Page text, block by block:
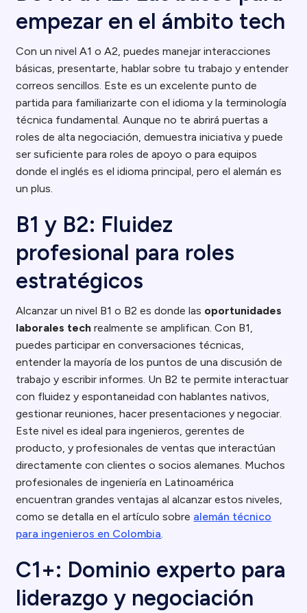
empezar en el ámbito tech
Con un nivel A1 o A2, puedes manejar interacciones
básicas, presentarte, hablar sobre tu trabajo y entender
correos sencillos. Este es un excelente punto de
partida para familiarizarte con el idioma y la terminología
técnica fundamental. Aunque no te abrirá puertas a
roles de alta negociación, demuestra iniciativa y puede
ser suficiente para roles de apoyo o para equipos
donde el inglés es el idioma principal, pero el alemán es
un plus.
B1 y B2: Fluidez
profesional para roles
estratégicos
Alcanzar un nivel B1 o B2 es donde las oportunidades
laborales tech realmente se amplifican. Con B1,
puedes participar en conversaciones técnicas,
entender la mayoría de los puntos de una discusión de
trabajo y escribir informes. Un B2 te permite interactuar
con fluidez y espontaneidad con hablantes nativos,
gestionar reuniones, hacer presentaciones y negociar.
Este nivel es ideal para ingenieros, gerentes de
producto, y profesionales de ventas que interactúan
directamente con clientes o socios alemanes. Muchos
profesionales de ingeniería en Latinoamérica
encuentran grandes ventajas al alcanzar estos niveles,
como se detalla en el artículo sobre alemán técnico
para ingenieros en Colombia.
C1+: Dominio experto para
liderazgo y negociación